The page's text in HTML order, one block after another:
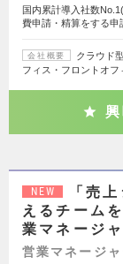
国内累計導入社数
費申請・精算をする申
会社概要
クラウド
フィス・フロントオ
NEW
「売
えるチーム
業マネージ
営業マネージ